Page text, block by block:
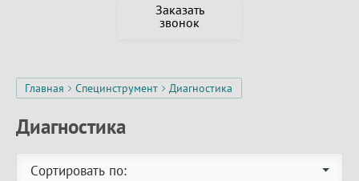
Заказать
звонок
Главная Специнструмент Диагностика
Диагностика
Сортировать по: